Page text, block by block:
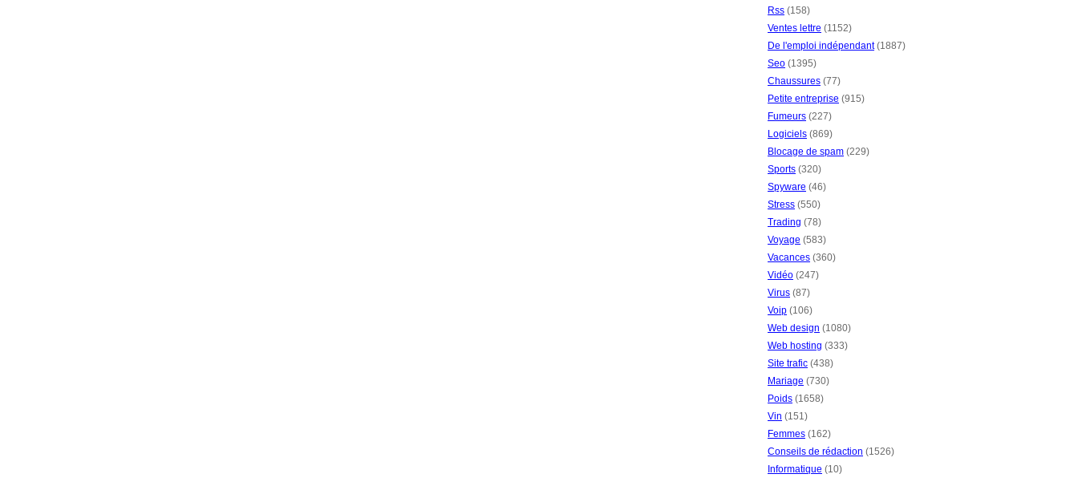
Rss (158)
Ventes lettre (1152)
De l'emploi indépendant(1887)
Seo (1395)
Chaussures (77)
Petite entreprise (915)
Fumeurs (227)
Logiciels (869)
Blocage de spam (229)
Sports (320)
Spyware (46)
Stress (550)
Trading (78)
Voyage (583)
Vacances (360)
Vidéo (247)
Virus (87)
Voip (106)
Web design (1080)
Web hosting (333)
Site trafic (438)
Mariage (730)
Poids (1658)
Vin (151)
Femmes (162)
Conseils de rédaction (1526)
Informatique (10)